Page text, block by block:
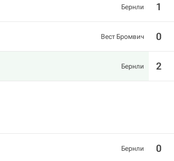
Бернли 1
Вест Бромвич 0
Бернли 2
Бернли 0